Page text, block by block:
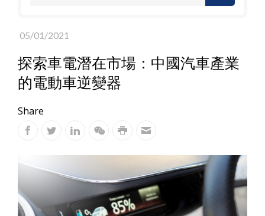
05/01/2021
探索車電潛在市場：中國汽車產業
的電動車逆變器
Share